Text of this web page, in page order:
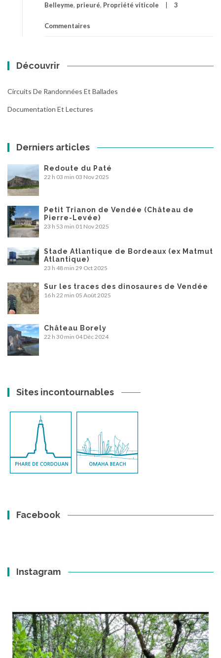
Belleyme, prieuré, Propriété viticole 3
Commentaires
Découvrir
Circuits De Randonnées Et Ballades
Documentation Et Lectures
Derniers articles
Redoute du Paté
22 h 03 min 03 Nov 2025
Petit Trianon de Vendée (Château de
Pierre-Levée)
23 h 53 min 01 Nov 2025
Stade Atlantique de Bordeaux (ex Matmut
Atlantique)
23 h 48 min 29 Oct 2025
Sur les traces des dinosaures de Vendée
16 h 22 min 05 Août 2025
Château Borely
22 h 30 min 04 Déc 2024
Sites incontournables
Facebook
Instagram